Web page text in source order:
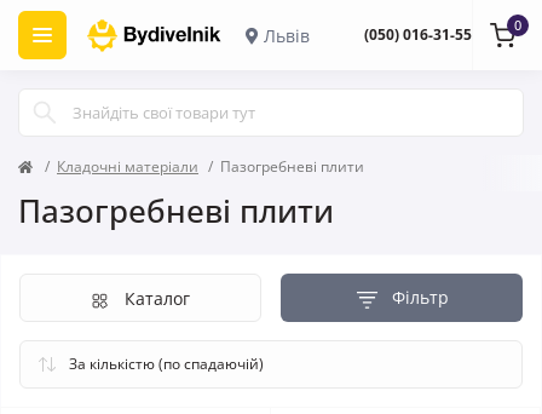
Львів (050) 016-31-55 0
Кладочні матеріали Пазогребневі плити
Пазогребневі плити
Фільтр
Каталог